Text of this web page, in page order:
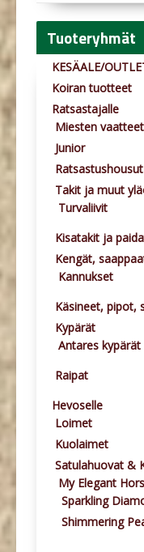
Tuoteryhmät
KESÄALE/
Koiran tuotteet
Ratsastajalle
Miesten vaatteet
Junior
Ratsastushousut
Takit ja muut
Turvaliivit
Kisatakit ja
Kengät,
Kannukset
Käsineet, pipot,
Kypärät
Antares kypärät
Raipat
Hevoselle
Loimet
Kuolaimet
Satulahuovat &
My Elegant
Sparkling
Shimmering